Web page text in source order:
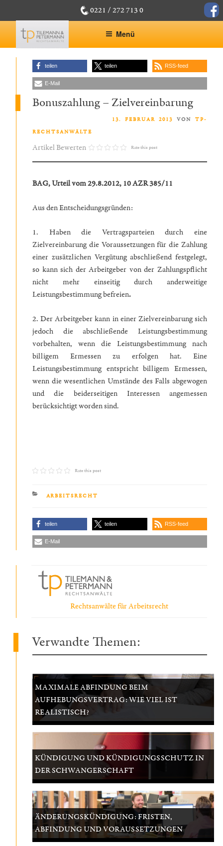
Inhalt
springen
0221 / 272 713 0
Menü
teilen teilen RSS-feed
E-Mail
Bonuszahlung – Zielvereinbarung
13. FEBRUAR 2013 VONTP-
RECHTSANWÄLTE
Artikel Bewerten Rate this post
BAG, Urteil vom 29.8.2012, 10 AZR 385/11
Aus den Entscheidungsgründen:
1. Haben die Vertragsparteien durch eine
Zielvereinbarung die Voraussetzungen für die Zahlung
einer zusätzlichen Vergütung abschließend festgelegt,
so kann sich der Arbeitgeber von der Zahlungspflicht
nicht mehr einseitig durch anderweitige
Leistungsbestimmung befreien.
2. Der Arbeitgeber kann in einer Zielvereinbarung sich
jedoch die abschließende Leistungsbestimmung
vorbehalten, wenn die Leistungsbestimmung nach
billigem Ermessen zu erfolgen hat. Eine
Leistungsbestimmung entspricht billigem Ermessen,
wenn die wesentlichen Umstände des Falls abgewogen
und die beiderseitigen Interessen angemessen
berücksichtigt worden sind.
Rate this post
KATEGORIEN
ARBEITSRECHT
teilen teilen RSS-feed
E-Mail
Rechtsanwälte für Arbeitsrecht
Verwandte Themen:
MAXIMALE ABFINDUNG BEIM
AUFHEBUNGSVERTRAG: WIE VIEL IST
REALISTISCH?
KÜNDIGUNG UND KÜNDIGUNGSSCHUTZ IN
DER SCHWANGERSCHAFT
ÄNDERUNGSKÜNDIGUNG: FRISTEN,
ABFINDUNG UND VORAUSSETZUNGEN